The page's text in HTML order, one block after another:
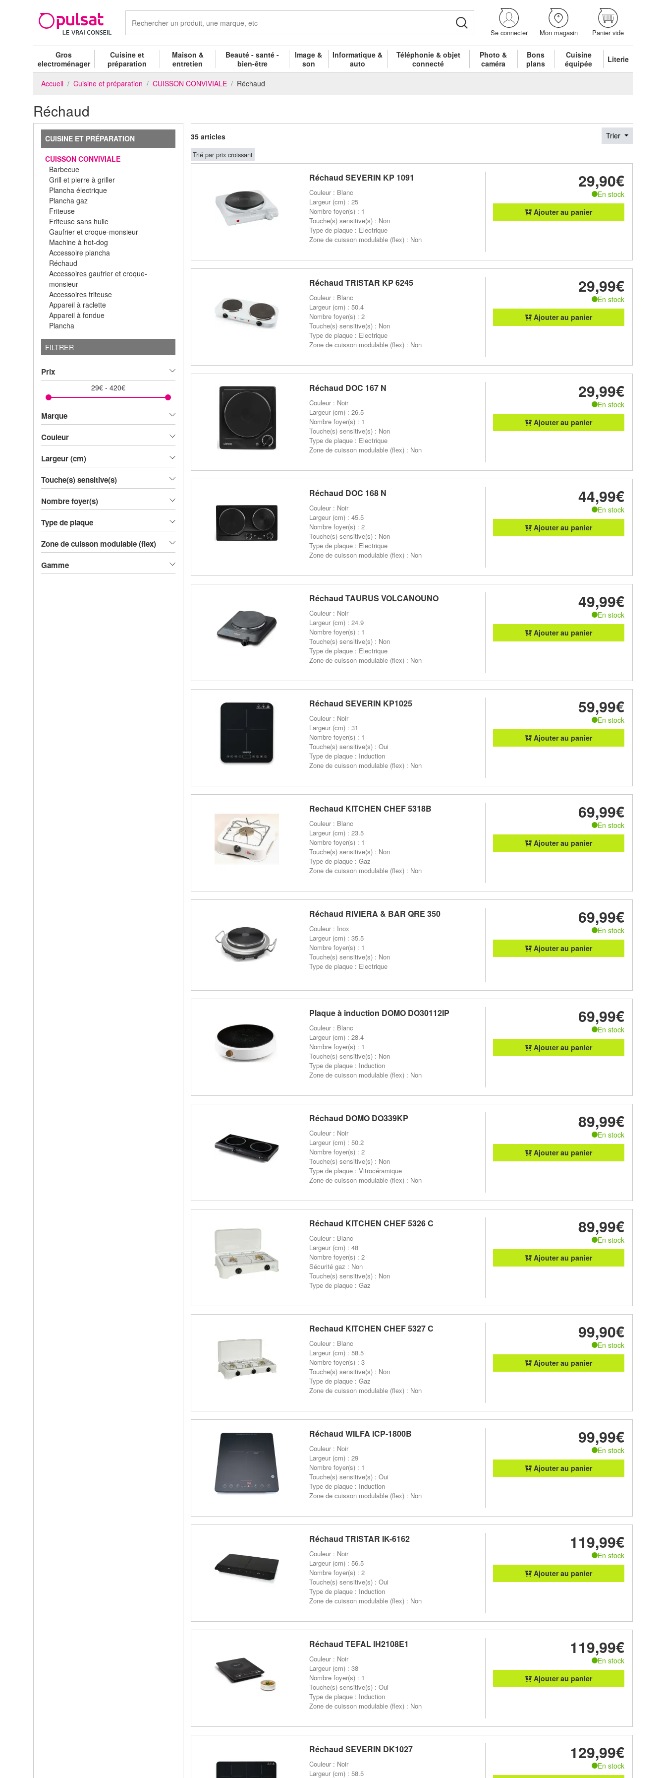
Se connecter Mon magasin Panier vide
Gros
electroménager
Cuisine et
préparation
Maison &
entretien
Beauté - santé -
bien-être
Image &
son
Informatique &
auto
Téléphonie & objet
connecté
Photo &
caméra
Bons
plans
Cuisine
équipée
Literie
Accueil Cuisine et préparation CUISSON CONVIVIALE Réchaud
Réchaud
CUISINE ET PRÉPARATION
CUISSON CONVIVIALE
Barbecue
Grill et pierre à griller
Plancha électrique
Plancha gaz
Friteuse
Friteuse sans huile
Gaufrier et croque-monsieur
Machine à hot-dog
Accessoire plancha
Réchaud
Accessoires gaufrier et croque-
monsieur
Accessoires friteuse
Appareil à raclette
Appareil à fondue
Plancha
FILTRER
Prix
29€- 420€
Marque
Couleur
Largeur (cm)
Touche(s) sensitive(s)
Nombre foyer(s)
Type de plaque
Zone de cuisson modulable (flex)
Gamme
35 articles Trier
Trié par prix croissant
Réchaud SEVERIN KP 1091
Couleur : Blanc
Largeur (cm) : 25
Nombre foyer(s) : 1
Touche(s) sensitive(s) : Non
Type de plaque : Electrique
Zone de cuisson modulable (flex) : Non
29,90€
En stock
Ajouter au panier
Réchaud TRISTAR KP 6245
Couleur : Blanc
Largeur (cm) : 50.4
Nombre foyer(s) : 2
Touche(s) sensitive(s) : Non
Type de plaque : Electrique
Zone de cuisson modulable (flex) : Non
29,99€
En stock
Ajouter au panier
Réchaud DOC 167 N
Couleur : Noir
Largeur (cm) : 26.5
Nombre foyer(s) : 1
Touche(s) sensitive(s) : Non
Type de plaque : Electrique
Zone de cuisson modulable (flex) : Non
29,99€
En stock
Ajouter au panier
Réchaud DOC 168 N
Couleur : Noir
Largeur (cm) : 45.5
Nombre foyer(s) : 2
Touche(s) sensitive(s) : Non
Type de plaque : Electrique
Zone de cuisson modulable (flex) : Non
44,99€
En stock
Ajouter au panier
Réchaud TAURUS VOLCANOUNO
Couleur : Noir
Largeur (cm) : 24.9
Nombre foyer(s) : 1
Touche(s) sensitive(s) : Non
Type de plaque : Electrique
Zone de cuisson modulable (flex) : Non
49,99€
En stock
Ajouter au panier
Réchaud SEVERIN KP1025
Couleur : Noir
Largeur (cm) : 31
Nombre foyer(s) : 1
Touche(s) sensitive(s) : Oui
Type de plaque : Induction
Zone de cuisson modulable (flex) : Non
59,99€
En stock
Ajouter au panier
Rechaud KITCHEN CHEF 5318B
Couleur : Blanc
Largeur (cm) : 23.5
Nombre foyer(s) : 1
Touche(s) sensitive(s) : Non
Type de plaque : Gaz
Zone de cuisson modulable (flex) : Non
69,99€
En stock
Ajouter au panier
Réchaud RIVIERA & BAR QRE 350
Couleur : Inox
Largeur (cm) : 35.5
Nombre foyer(s) : 1
Touche(s) sensitive(s) : Non
Type de plaque : Electrique
69,99€
En stock
Ajouter au panier
Plaque à induction DOMO DO30112IP
Couleur : Blanc
Largeur (cm) : 28.4
Nombre foyer(s) : 1
Touche(s) sensitive(s) : Non
Type de plaque : Induction
Zone de cuisson modulable (flex) : Non
69,99€
En stock
Ajouter au panier
Réchaud DOMO DO339KP
Couleur : Noir
Largeur (cm) : 50.2
Nombre foyer(s) : 2
Touche(s) sensitive(s) : Non
Type de plaque : Vitrocéramique
Zone de cuisson modulable (flex) : Non
89,99€
En stock
Ajouter au panier
Réchaud KITCHEN CHEF 5326 C
Couleur : Blanc
Largeur (cm) : 48
Nombre foyer(s) : 2
Sécurité gaz : Non
Touche(s) sensitive(s) : Non
Type de plaque : Gaz
89,99€
En stock
Ajouter au panier
Rechaud KITCHEN CHEF 5327 C
Couleur : Blanc
Largeur (cm) : 58.5
Nombre foyer(s) : 3
Touche(s) sensitive(s) : Non
Type de plaque : Gaz
Zone de cuisson modulable (flex) : Non
99,90€
En stock
Ajouter au panier
Réchaud WILFA ICP-1800B
Couleur : Noir
Largeur (cm) : 29
Nombre foyer(s) : 1
Touche(s) sensitive(s) : Oui
Type de plaque : Induction
Zone de cuisson modulable (flex) : Non
99,99€
En stock
Ajouter au panier
Réchaud TRISTAR IK-6162
Couleur : Noir
Largeur (cm) : 56.5
Nombre foyer(s) : 2
Touche(s) sensitive(s) : Oui
Type de plaque : Induction
Zone de cuisson modulable (flex) : Non
119,99€
En stock
Ajouter au panier
Réchaud TEFAL IH2108E1
Couleur : Noir
Largeur (cm) : 38
Nombre foyer(s) : 1
Touche(s) sensitive(s) : Oui
Type de plaque : Induction
Zone de cuisson modulable (flex) : Non
119,99€
En stock
Ajouter au panier
Réchaud SEVERIN DK1027
Couleur : Noir
Largeur (cm) : 58.5
129,99€
En stock